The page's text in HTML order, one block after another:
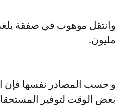
مليون.
و حسب المصادر نفسها فإن
بعض الوقت لتوفير